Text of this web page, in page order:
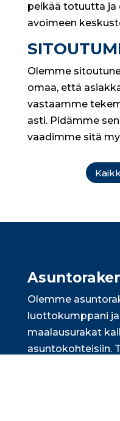
pelkää totuutta ja
avoimeen
Olemme
omaa, että
vastaamme
asti. Pidämme
vaadimme sitä
Olemme
luottokumppani
maalausurakat
asuntokohteisiin.